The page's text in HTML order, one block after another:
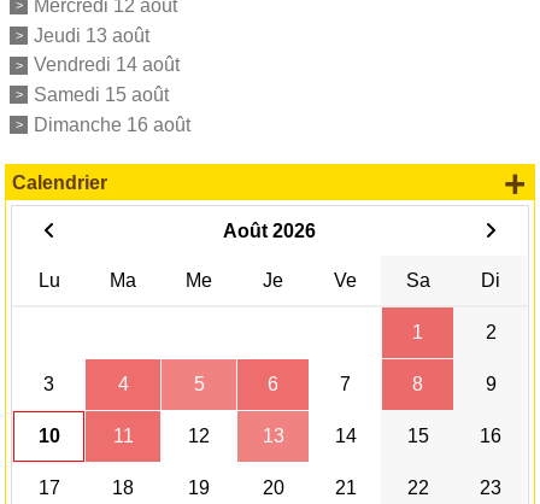
Mercredi 12 août
Jeudi 13 août
Vendredi 14 août
Samedi 15 août
Dimanche 16 août
Calendrier
Août 2026
Lu Ma Me Je Ve Sa Di
1 2
3 4 5 6 7 8 9
10 11 12 13 14 15 16
17 18 19 20 21 22 23
+